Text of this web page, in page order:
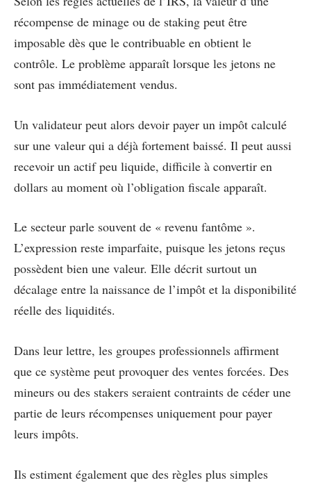
récompense de minage ou de staking peut être
imposable dès que le contribuable en obtient le
contrôle. Le problème apparaît lorsque les jetons ne
sont pas immédiatement vendus.
Un validateur peut alors devoir payer un impôt calculé
sur une valeur qui a déjà fortement baissé. Il peut aussi
recevoir un actif peu liquide, difficile à convertir en
dollars au moment où l’obligation fiscale apparaît.
Le secteur parle souvent de « revenu fantôme ».
L’expression reste imparfaite, puisque les jetons reçus
possèdent bien une valeur. Elle décrit surtout un
décalage entre la naissance de l’impôt et la disponibilité
réelle des liquidités.
Dans leur lettre, les groupes professionnels affirment
que ce système peut provoquer des ventes forcées. Des
mineurs ou des stakers seraient contraints de céder une
partie de leurs récompenses uniquement pour payer
leurs impôts.
Ils estiment également que des règles plus simples